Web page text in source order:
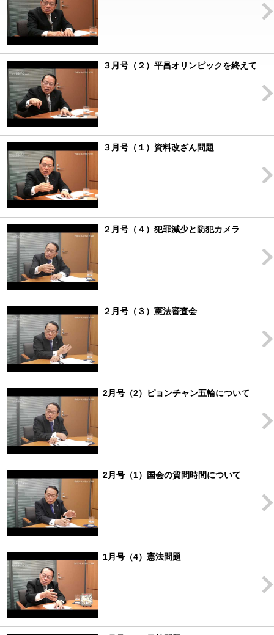
３月号（２）平昌オリンピックを終えて
３月号（１）資料改ざん問題
２月号（４）犯罪減少と防犯カメラ
２月号（３）憲法審査会
2月号（2）ピョンチャン五輪について
2月号（1）国会の質問時間について
1月号（4）憲法問題